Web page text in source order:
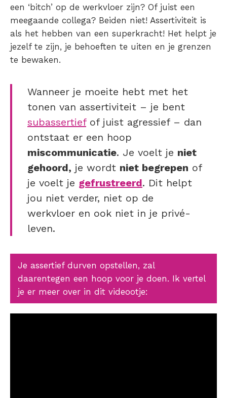
een ‘bitch’ op de werkvloer zijn? Of juist een
meegaande collega? Beiden niet! Assertiviteit is
als het hebben van een superkracht! Het helpt je
jezelf te zijn, je behoeften te uiten en je grenzen
te bewaken.
Wanneer je moeite hebt met het
tonen van assertiviteit – je bent
subassertiefof juist agressief – dan
ontstaat er een hoop
miscommunicatie. Je voelt je niet
gehoord, je wordt niet begrepen of
je voelt je gefrustreerd. Dit helpt
jou niet verder, niet op de
werkvloer en ook niet in je privé-
leven.
Je assertief durven opstellen, zal
daarentegen een hoop voor je doen. Ik vertel
je er meer over in dit videootje: